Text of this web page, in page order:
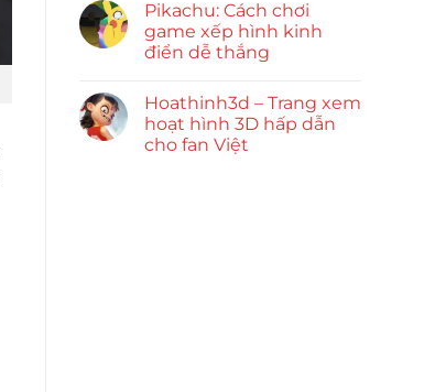
Pikachu: Cách chơi
game xếp hình kinh
điển dễ thắng
Hoathinh3d – Trang xem
hoạt hình 3D hấp dẫn
cho fan Việt